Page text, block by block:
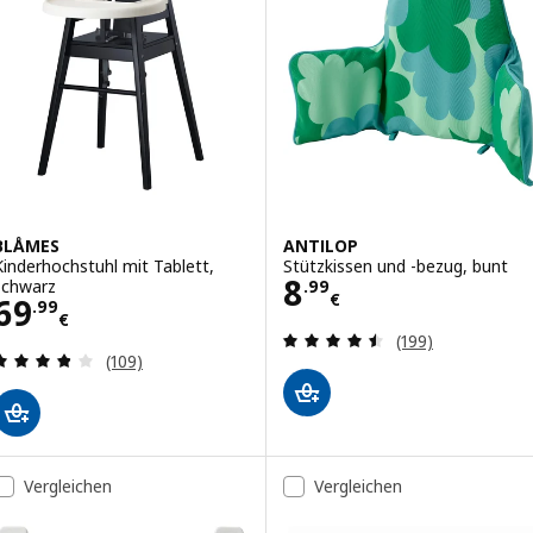
mit Tablett,
.99
€69.99€
Bewertungen: 3.8 von 5 Sternen. Bewertungen
(109)
ANTILOP
Stützkissen und -bezug, bunt
8.99
€
Preis 8.99€
Bewertungen:
(199)
Vergleichen Vergleichen